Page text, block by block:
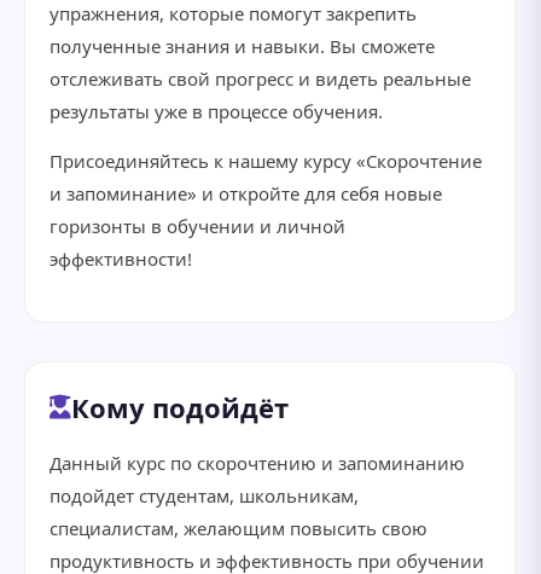
упражнения, которые помогут закрепить
полученные знания и навыки. Вы сможете
отслеживать свой прогресс и видеть реальные
результаты уже в процессе обучения.
Присоединяйтесь к нашему курсу «Скорочтение
и запоминание» и откройте для себя новые
горизонты в обучении и личной
эффективности!
Кому подойдёт
Данный курс по скорочтению и запоминанию
подойдет студентам, школьникам,
специалистам, желающим повысить свою
продуктивность и эффективность при обучении